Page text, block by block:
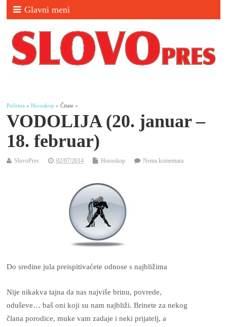
Glavni meni
Početna »Horoskop » Čitate »
VODOLIJA (20. januar –
18. februar)
SlovoPres 02/07/2014 Horoskop Nema komentara
Do sredine jula preispitivaćete odnose s najbližima
Nije nikakva tajna da nas najviše brinu, povrede,
oduševe… baš oni koji su nam najbliži. Brinete za nekog
člana porodice, muke vam zadaje i neki prijatelj, a